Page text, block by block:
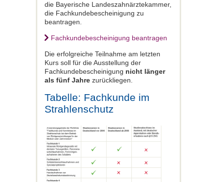
die Bayerische Landeszahnärztekammer,
die Fachkundebescheinigung zu
beantragen.
Fachkundebescheinigung beantragen
Die erfolgreiche Teilnahme am letzten
Kurs soll für die Ausstellung der
Fachkundebescheinigung nicht länger
als fünf Jahre zurückliegen.
Tabelle: Fachkunde im
Strahlenschutz